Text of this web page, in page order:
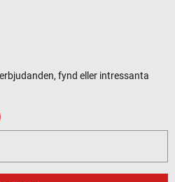
fynd eller intressanta